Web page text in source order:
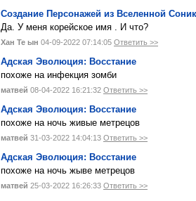
Создание Персонажей из Вселенной
Да. У меня корейское имя . И что?
Хан Те ын 04-09-2022 07:14:05 Ответить >>
Адская Эволюция: Восстание
похоже на инфекция зомби
матвей 08-04-2022 16:21:32 Ответить >>
Адская Эволюция: Восстание
похоже на ночь живые метрецов
матвей 31-03-2022 14:04:13 Ответить >>
Адская Эволюция: Восстание
похоже на ночь жыве метрецов
матвей 25-03-2022 16:26:33 Ответить >>